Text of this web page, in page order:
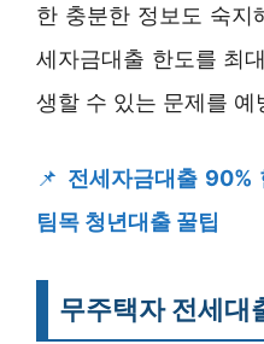
한 충분한 정보도 숙지
세자금대출 한도를 최
생할 수 있는 문제를 예
📌 전세자금대출 90%
팀목 청년대출 꿀팁
무주택자 전세대